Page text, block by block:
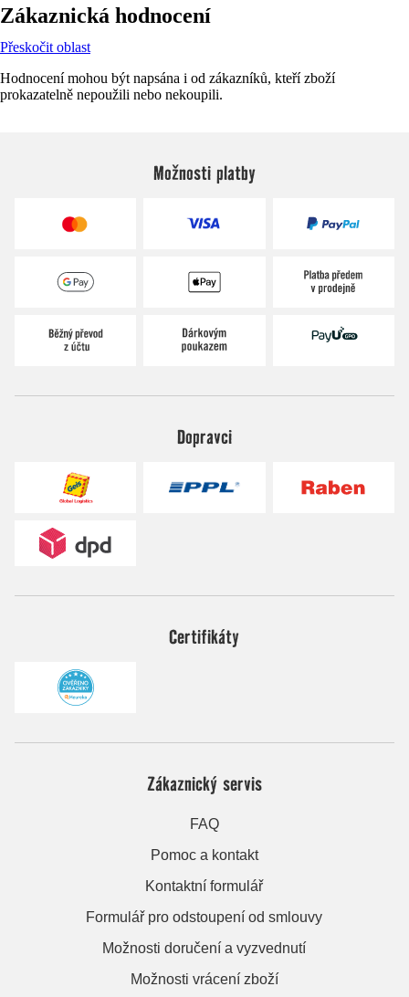
Zákaznická hodnocení
Přeskočit oblast
Hodnocení mohou být napsána i od zákazníků, kteří zboží
prokazatelně nepoužili nebo nekoupili.
Možnosti platby
Dopravci
Certifikáty
Zákaznický servis
FAQ
Pomoc a kontakt
Kontaktní formulář
Formulář pro odstoupení od smlouvy
Možnosti doručení a vyzvednutí
Možnosti vrácení zboží